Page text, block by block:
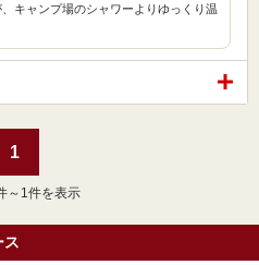
キャンプ場のシャワーよりゆっくり温
1
～1件を表示
ス